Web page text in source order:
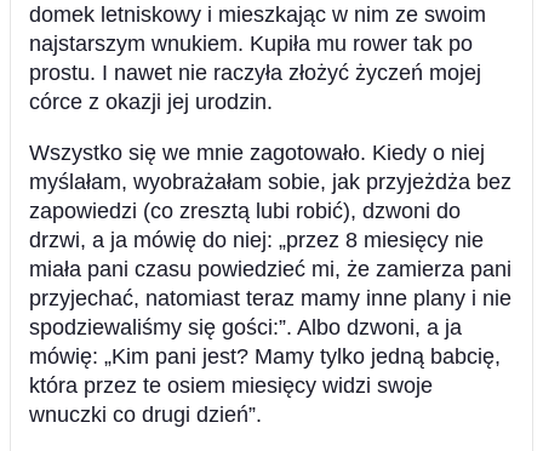
domek letniskowy i mieszkając w nim ze swoim
najstarszym wnukiem. Kupiła mu rower tak po
prostu. I nawet nie raczyła złożyć życzeń mojej
córce z okazji jej urodzin.
Wszystko się we mnie zagotowało. Kiedy o niej
myślałam, wyobrażałam sobie, jak przyjeżdża bez
zapowiedzi (co zresztą lubi robić), dzwoni do
drzwi, a ja mówię do niej: „przez 8 miesięcy nie
miała pani czasu powiedzieć mi, że zamierza pani
przyjechać, natomiast teraz mamy inne plany i nie
spodziewaliśmy się gości:”. Albo dzwoni, a ja
mówię: „Kim pani jest? Mamy tylko jedną babcię,
która przez te osiem miesięcy widzi swoje
wnuczki co drugi dzień”.